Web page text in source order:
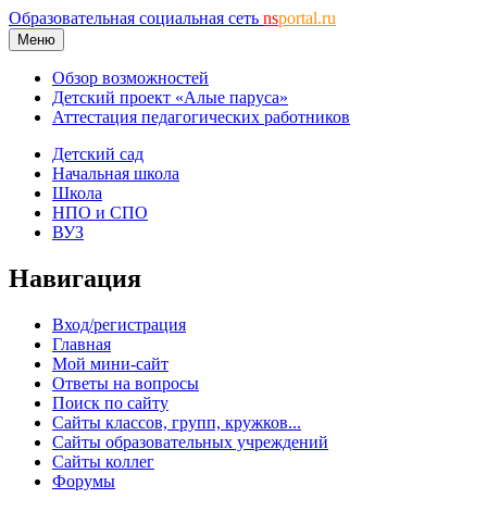
Образовательная социальная сеть nsportal.ru
Меню
Обзор возможностей
Детский проект «Алые паруса»
Аттестация педагогических работников
Детский сад
Начальная школа
Школа
НПО и СПО
ВУЗ
Навигация
Вход/регистрация
Главная
Мой мини-сайт
Ответы на вопросы
Поиск по сайту
Сайты классов, групп, кружков...
Сайты образовательных учреждений
Сайты коллег
Форумы